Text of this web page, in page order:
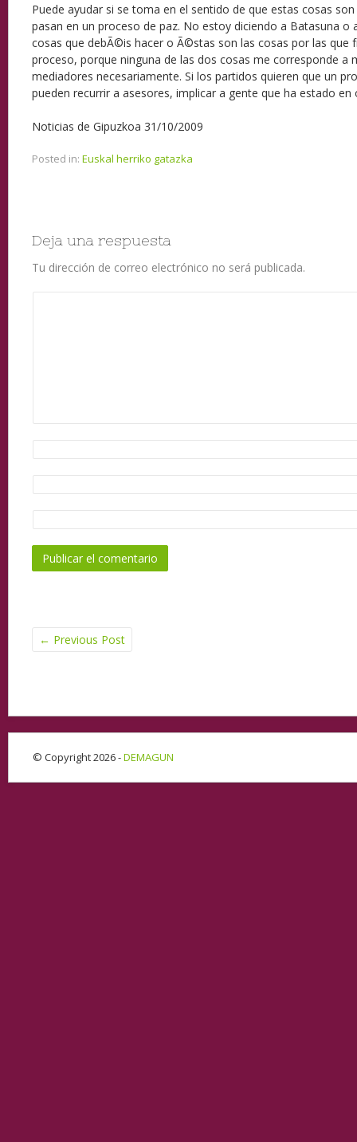
Puede ayudar si se toma en el sentido de que estas cosas
pasan en un proceso de paz. No estoy diciendo a Batasuna o
cosas que debÃ©is hacer o Ã©stas son las cosas por las que
proceso, porque ninguna de las dos cosas me corresponde a
mediadores necesariamente. Si los partidos quieren que un
pueden recurrir a asesores, implicar a gente que ha estado
Noticias de Gipuzkoa 31/10/2009
Posted in: Euskal herriko gatazka
Deja una respuesta
Tu dirección de correo electrónico no será publicada.
← Previous Post
© Copyright 2026 -DEMAGUN